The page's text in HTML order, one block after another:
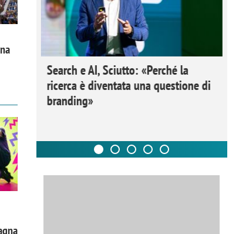
Search e AI, Sciutto: «Perché la
ricerca è diventata una questione di
branding»